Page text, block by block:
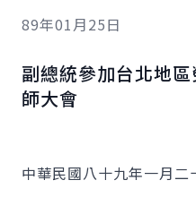
89年01月25日
副總統參加台北地
師大會
中華民國八十九年一月二